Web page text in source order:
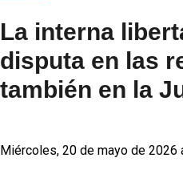
La interna
disputa en las
también en la
Miércoles, 20 de mayo de 2026